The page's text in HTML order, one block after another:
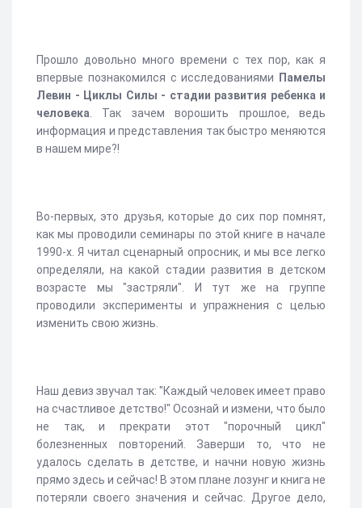
Прошло довольно много времени с тех пор, как я
впервые познакомился с исследованиями
Памелы
Левин - Циклы Силы - стадии развития ребенка и
человека. Так зачем ворошить прошлое, ведь
информация и представления так быстро меняются
в нашем мире?!
Во-первых, это друзья, которые до сих пор помнят,
как мы проводили семинары по этой книге в начале
1990-х. Я читал сценарный опросник, и мы все легко
определяли, на какой стадии развития в детском
возрасте мы "застряли". И тут же на группе
проводили эксперименты и упражнения с целью
изменить свою жизнь.
Наш девиз звучал так: "Каждый человек имеет право
на счастливое детство!" Осознай и измени, что было
не так, и прекрати этот "порочный цикл"
болезненных повторений. Заверши то, что не
удалось сделать в детстве, и начни новую жизнь
прямо здесь и сейчас! В этом плане лозунг и книга не
потеряли своего значения и сейчас. Другое дело,